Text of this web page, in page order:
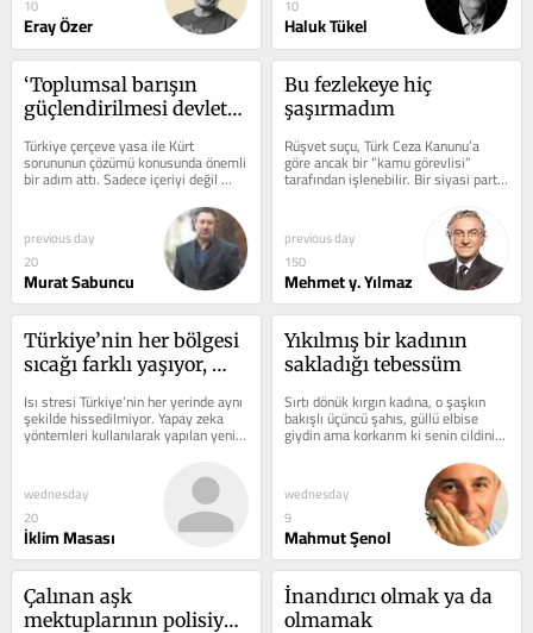
10
Eray Özer
10
Haluk Tükel
‘Toplumsal barışın
güçlendirilmesi devletin
yandan yeni süreci
oluşturmak, öte yandan
barışı toplumun her
kesimi için istemek
gerekmez mi?
Türkiye çerçeve yasa ile Kürt
sorununun çözümü konusunda önemli
bir adım attı. Sadece içeriyi değil
Irak’tan Suriye’ye bölgeyi de...
previous day
20
Murat Sabuncu
Bu fezlekeye hiç
şaşırmadım
Rüşvet suçu, Türk Ceza Kanunu’a
göre ancak bir “kamu görevlisi”
tarafından işlenebilir. Bir siyasi parti
genel başkanı hakkında...
previous day
150
Mehmet y. Yılmaz
Türkiye’nin her bölgesi
sıcağı farklı yaşıyor,
yöntemleri neler?
Isı stresi Türkiye’nin her yerinde aynı
şekilde hissedilmiyor. Yapay zeka
yöntemleri kullanılarak yapılan yeni
bir çalışma, Türkiye’de...
wednesday
20
İklim Masası
Yıkılmış bir kadının
sakladığı tebessüm
Sırtı dönük kırgın kadına, o şaşkın
bakışlı üçüncü şahıs, güllü elbise
giydin ama korkarım ki senin cildini o
güllerin...
wednesday
9
Mahmut Şenol
Çalınan aşk
mektuplarının polisiye
İnandırıcı olmak ya da
olmamak